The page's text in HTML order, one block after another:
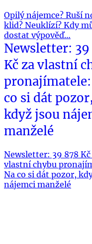
Opilý nájemce? Ruší
klid? Neuklízí? Kdy
dostat výpověď…
Newsletter: 39
Kč za vlastní
pronajímatele:
co si dát pozor,
když jsou
manželé
Newsletter: 39 878 Kč
vlastní chybu
Na co si dát pozor,
nájemci manželé